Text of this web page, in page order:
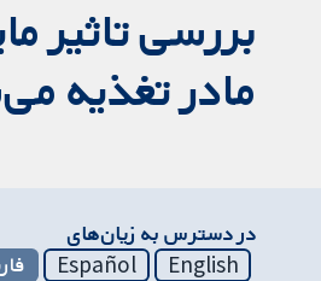
بررسی تاثیر
مادر تغذیه
در دسترس به زیان‌های
English
Español